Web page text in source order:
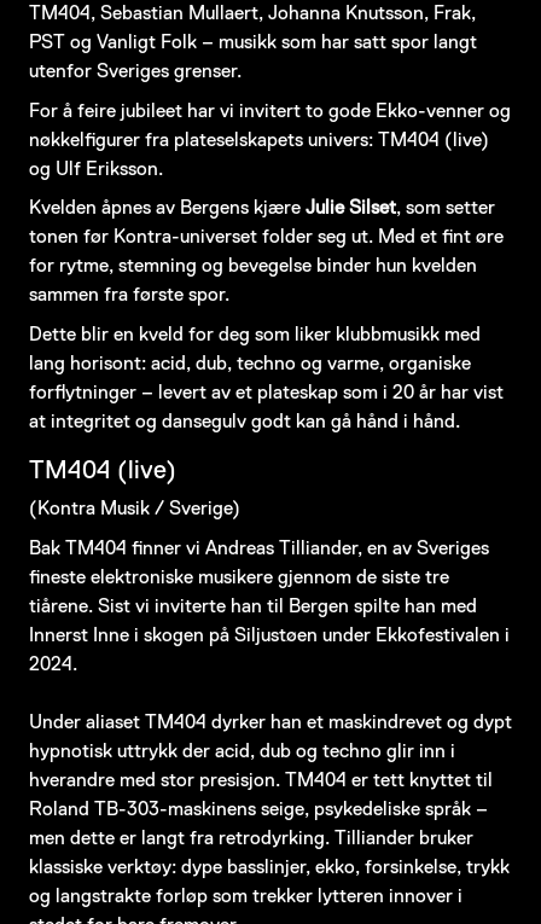
TM404, Sebastian Mullaert, Johanna Knutsson, Frak,
PST og Vanligt Folk – musikk som har satt spor langt
utenfor Sveriges grenser.
For å feire jubileet har vi invitert to gode Ekko-venner og
nøkkelfigurer fra plateselskapets univers: TM404 (live)
og Ulf Eriksson.
Kvelden åpnes av Bergens kjære Julie Silset, som setter
tonen før Kontra-universet folder seg ut. Med et fint øre
for rytme, stemning og bevegelse binder hun kvelden
sammen fra første spor.
Dette blir en kveld for deg som liker klubbmusikk med
lang horisont: acid, dub, techno og varme, organiske
forflytninger – levert av et plateskap som i 20 år har vist
at integritet og dansegulv godt kan gå hånd i hånd.
TM404 (live)
(Kontra Musik / Sverige)
Bak TM404 finner vi Andreas Tilliander, en av Sveriges
fineste elektroniske musikere gjennom de siste tre
tiårene. Sist vi inviterte han til Bergen spilte han med
Innerst Inne i skogen på Siljustøen under Ekkofestivalen i
2024.
Under aliaset TM404 dyrker han et maskindrevet og dypt
hypnotisk uttrykk der acid, dub og techno glir inn i
hverandre med stor presisjon. TM404 er tett knyttet til
Roland TB-303-maskinens seige, psykedeliske språk –
men dette er langt fra retrodyrking. Tilliander bruker
klassiske verktøy: dype basslinjer, ekko, forsinkelse, trykk
og langstrakte forløp som trekker lytteren innover i